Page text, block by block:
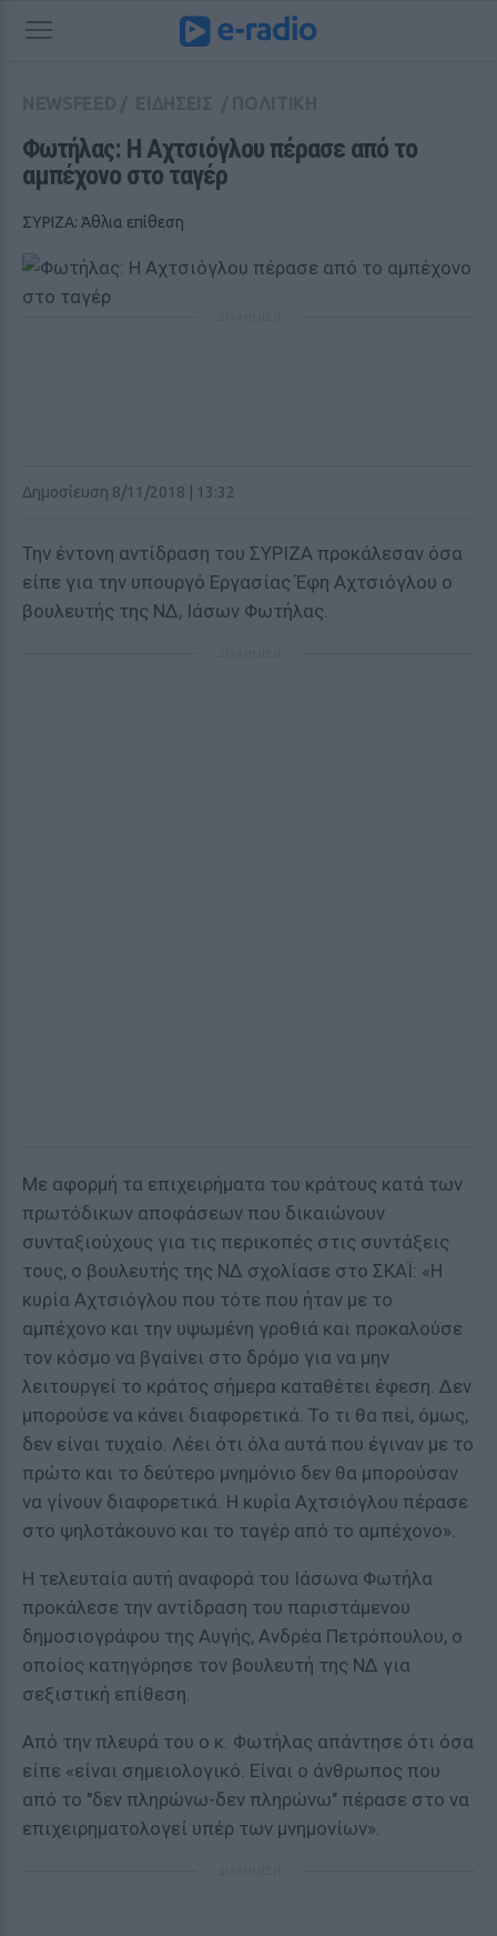
Φωτήλας: Η Αχτσιόγλου πέρασε από το
αμπέχονο στο ταγέρ
ΣΥΡΙΖΑ: Άθλια επίθεση
Δημοσίευση 8/11/2018 | 13:32
Την έντονη αντίδραση του ΣΥΡΙΖΑ προκάλεσαν όσα
είπε για την υπουργό Εργασίας Έφη Αχτσιόγλου ο
βουλευτής της ΝΔ, Ιάσων Φωτήλας.
Με αφορμή τα επιχειρήματα του κράτους κατά των
πρωτόδικων αποφάσεων που δικαιώνουν
συνταξιούχους για τις περικοπές στις συντάξεις
τους, ο βουλευτής της ΝΔ σχολίασε στο ΣΚΑΪ: «Η
κυρία Αχτσιόγλου που τότε που ήταν με το
αμπέχονο και την υψωμένη γροθιά και προκαλούσε
τον κόσμο να βγαίνει στο δρόμο για να μην
λειτουργεί το κράτος σήμερα καταθέτει έφεση. Δεν
μπορούσε να κάνει διαφορετικά. Το τι θα πεί, όμως,
δεν είναι τυχαίο. Λέει ότι όλα αυτά που έγιναν με το
πρώτο και το δεύτερο μνημόνιο δεν θα μπορούσαν
να γίνουν διαφορετικά. Η κυρία Αχτσιόγλου πέρασε
στο ψηλοτάκουνο και το ταγέρ από το αμπέχονο».
Η τελευταία αυτή αναφορά του Ιάσωνα Φωτήλα
προκάλεσε την αντίδραση του παριστάμενου
δημοσιογράφου της Αυγής, Ανδρέα Πετρόπουλου, ο
οποίος κατηγόρησε τον βουλευτή της ΝΔ για
σεξιστική επίθεση.
Από την πλευρά του ο κ. Φωτήλας απάντησε ότι όσα
είπε «είναι σημειολογικό. Είναι ο άνθρωπος που
από το "δεν πληρώνω-δεν πληρώνω" πέρασε στο να
επιχειρηματολογεί υπέρ των μνημονίων».